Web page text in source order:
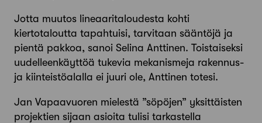
Jotta muutos lineaaritaloudesta kohti
kiertotaloutta tapahtuisi, tarvitaan sääntöjä ja
pientä pakkoa, sanoi Selina Anttinen. Toistaiseksi
uudelleenkäyttöä tukevia mekanismeja rakennus-
ja kiinteistöalalla ei juuri ole, Anttinen totesi.
Jan Vapaavuoren mielestä ”söpöjen” yksittäisten
projektien sijaan asioita tulisi tarkastella